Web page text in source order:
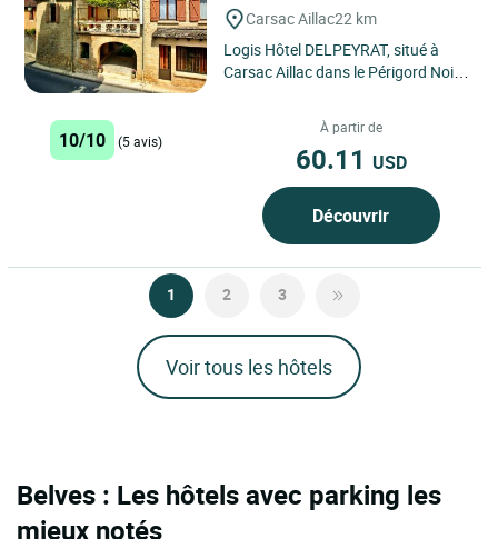
Carsac Aillac22 km
Logis Hôtel DELPEYRAT, situé à
Carsac Aillac dans le Périgord Noir,
escapade en Dordogne....
10/10 (5 avis)
À partir de
60.11 USD
Découvrir
1 2 3
Voir tous les hôtels
Belves : Les hôtels avec parking les
mieux notés